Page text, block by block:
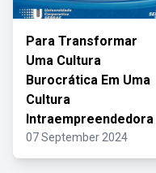
Para Transformar
Uma Cultura
Burocrática Em Uma
Cultura
Intraempreendedora
07 September 2024